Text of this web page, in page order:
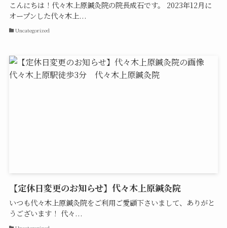
こんにちは！代々木上原鍼灸院の院長成石です。 2023年12月に
オープンした代々木上...
Uncategorized
【定休日変更のお知らせ】代々木上原鍼灸院
いつも代々木上原鍼灸院をご利用ご愛顧下さいまして、ありがと
うございます！ 代々...